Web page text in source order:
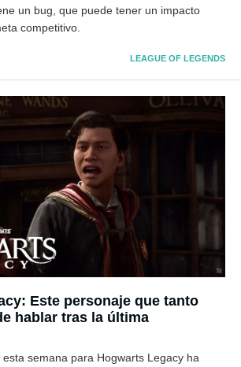
un bug, que puede tener un impacto
competitivo.
LEAGUE OF LEGENDS
Este personaje que tanto
hablar tras la última
semana para Hogwarts Legacy ha